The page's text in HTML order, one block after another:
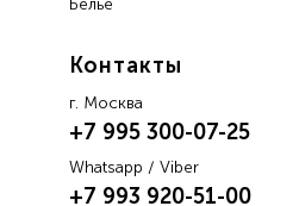
Белье
Контакты
г. Москва
+7 995 300-07-25
+7 993 920-51-00
Whatsapp / Viber